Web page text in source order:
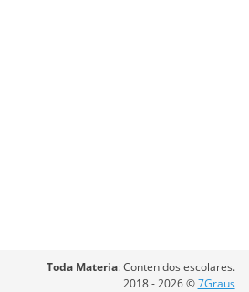
Toda Materia: Contenidos escolares.
2018 - 2026 ©7Graus